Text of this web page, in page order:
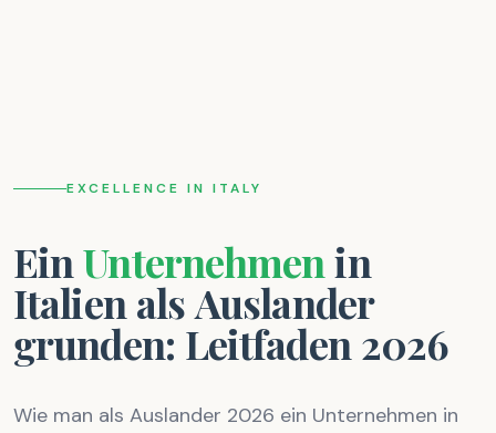
EXCELLENCE IN ITALY
Ein Unternehmen in
Italien alsAuslander
grunden: Leitfaden 2026
Wie man als Auslander 2026 ein Unternehmen in